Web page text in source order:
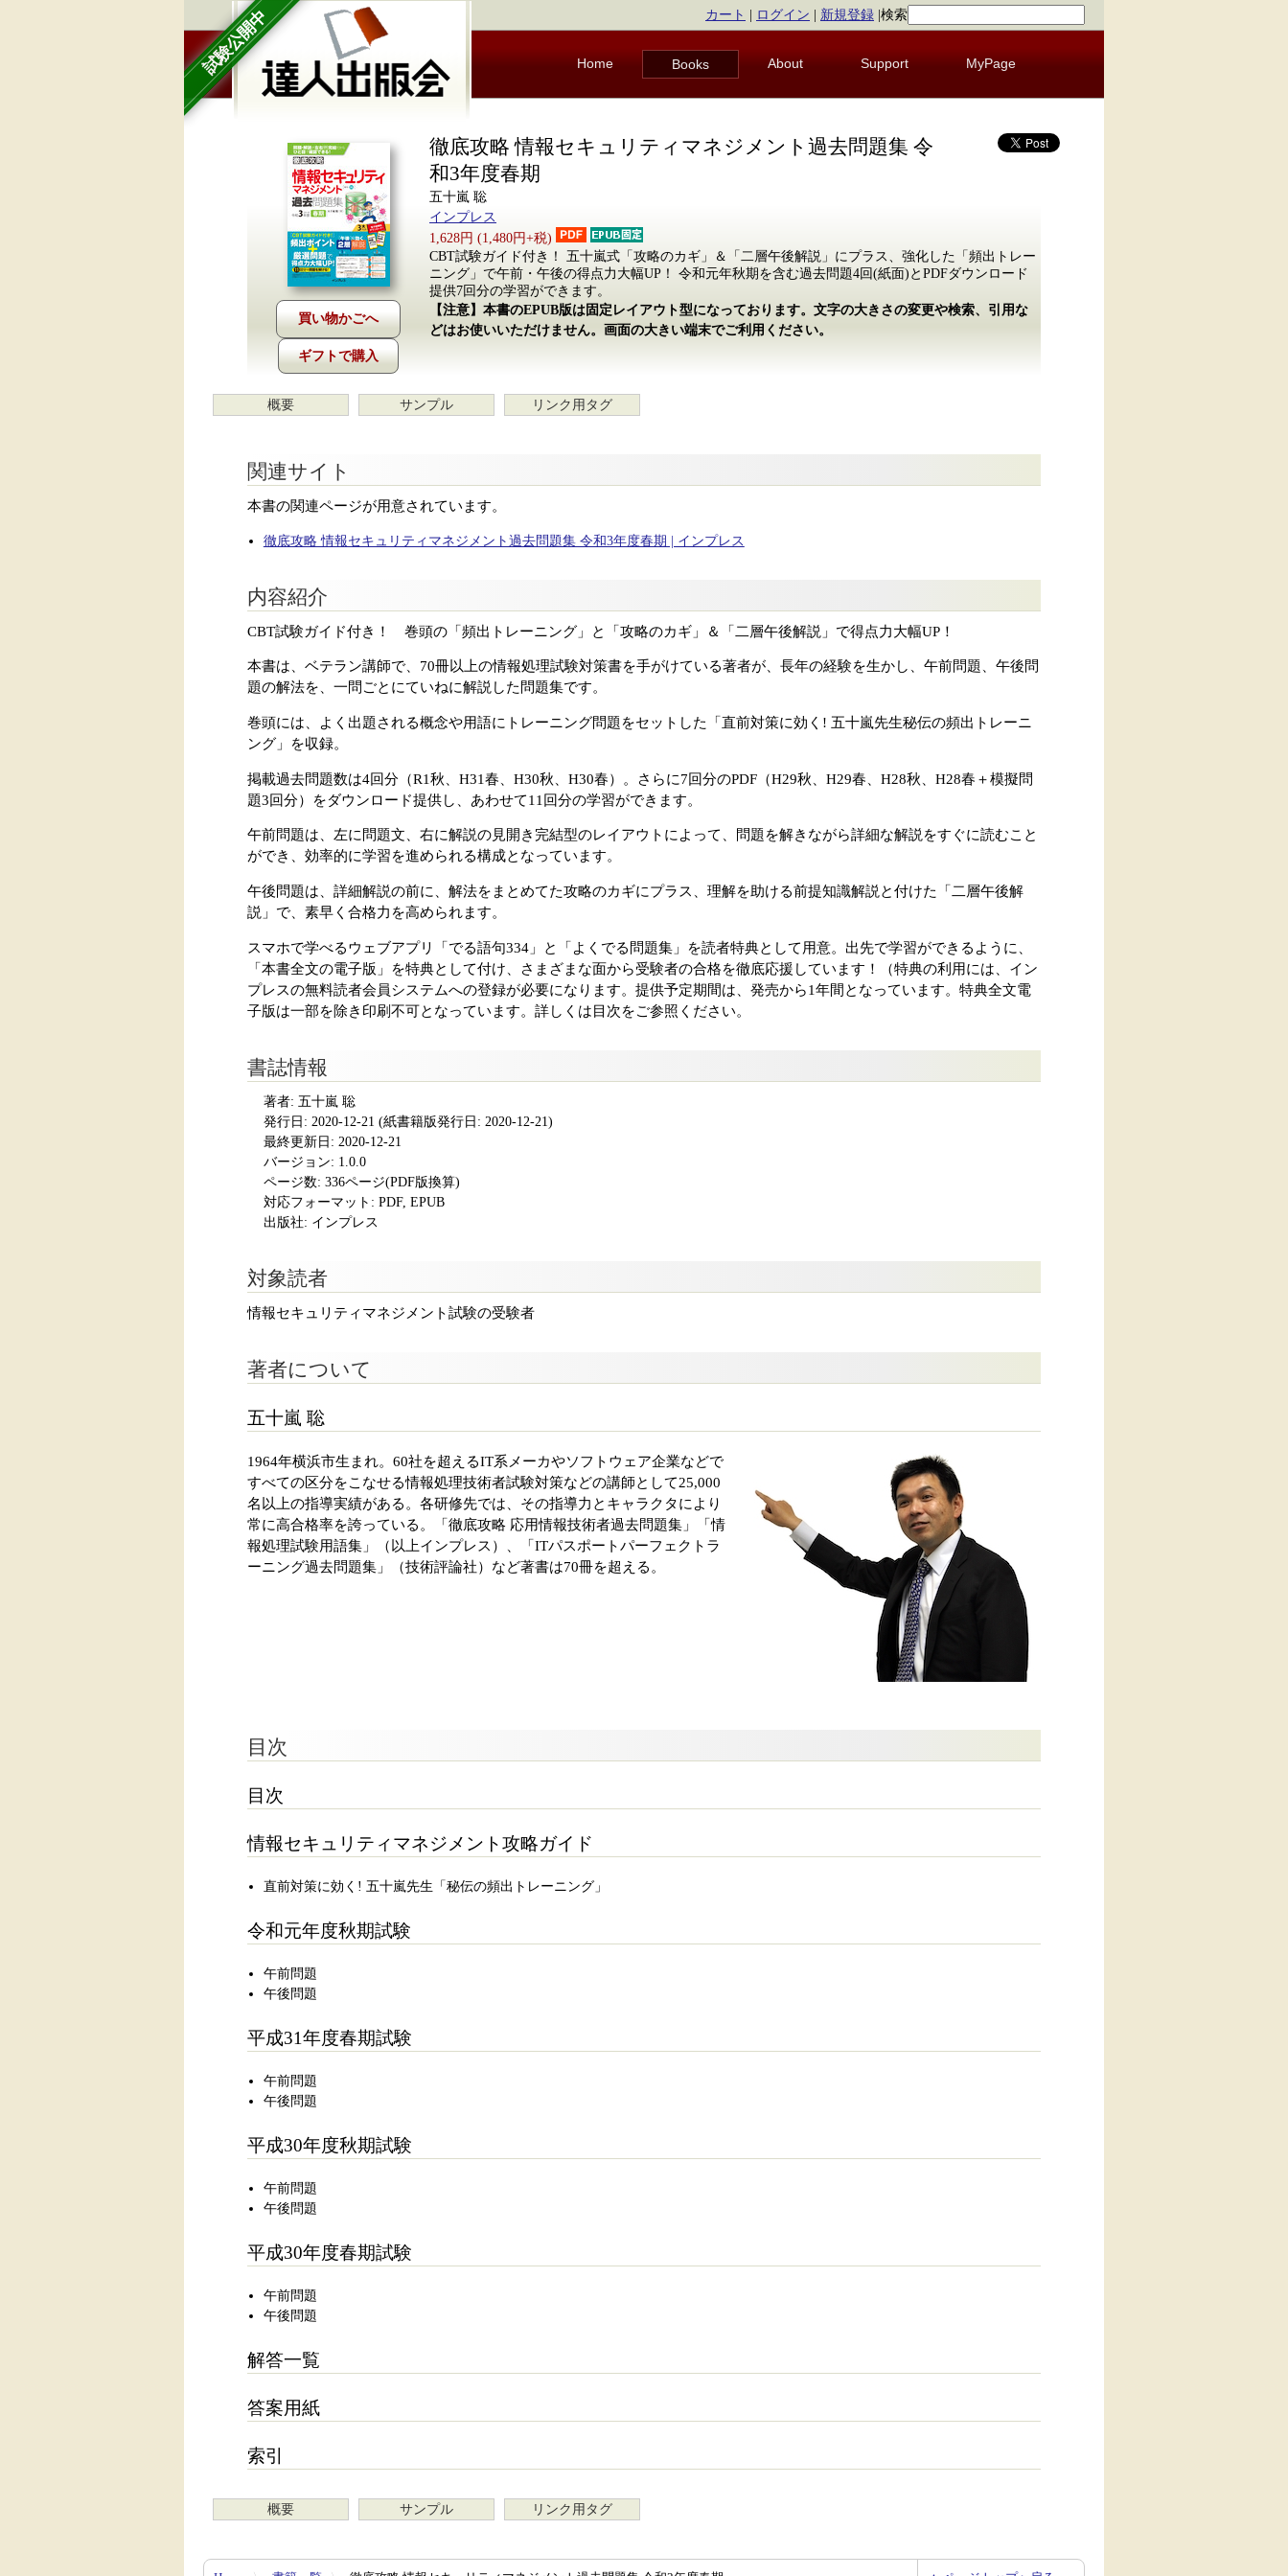
試験公開中 カート ログイン 新規登録 検索
Home Books About Support MyPage
ギフトで購入
徹底攻略 情報セキュリティマネジメント過去問題集 令
和3年度春期
五十嵐 聡
インプレス
1,628円 (1,480円+税)
CBT試験ガイド付き！ 五十嵐式「攻略のカギ」＆「二層午後解説」にプラス、強化した「頻出トレー
ニング」で午前・午後の得点力大幅UP！ 令和元年秋期を含む過去問題4回(紙面)とPDFダウンロード
提供7回分の学習ができます。
【注意】本書のEPUB版は固定レイアウト型になっております。文字の大きさの変更や検索、引用な
どはお使いいただけません。画面の大きい端末でご利用ください。
概要 サンプル リンク用タグ
関連サイト
本書の関連ページが用意されています。
徹底攻略 情報セキュリティマネジメント過去問題集 令和3年度春期 | インプレス
内容紹介
CBT試験ガイド付き！ 巻頭の「頻出トレーニング」と「攻略のカギ」＆「二層午後解説」で得点力大幅UP！
本書は、ベテラン講師で、70冊以上の情報処理試験対策書を手がけている著者が、長年の経験を生かし、午前問題、午後問
題の解法を、一問ごとにていねに解説した問題集です。
巻頭には、よく出題される概念や用語にトレーニング問題をセットした「直前対策に効く! 五十嵐先生秘伝の頻出トレーニ
ング」を収録。
掲載過去問題数は4回分（R1秋、H31春、H30秋、H30春）。さらに7回分のPDF（H29秋、H29春、H28秋、H28春＋模擬問
題3回分）をダウンロード提供し、あわせて11回分の学習ができます。
午前問題は、左に問題文、右に解説の見開き完結型のレイアウトによって、問題を解きながら詳細な解説をすぐに読むこと
ができ、効率的に学習を進められる構成となっています。
午後問題は、詳細解説の前に、解法をまとめてた攻略のカギにプラス、理解を助ける前提知識解説と付けた「二層午後解
説」で、素早く合格力を高められます。
スマホで学べるウェブアプリ「でる語句334」と「よくでる問題集」を読者特典として用意。出先で学習ができるように、
「本書全文の電子版」を特典として付け、さまざまな面から受験者の合格を徹底応援しています！（特典の利用には、イン
プレスの無料読者会員システムへの登録が必要になります。提供予定期間は、発売から1年間となっています。特典全文電
子版は一部を除き印刷不可となっています。詳しくは目次をご参照ください。
書誌情報
著者: 五十嵐 聡
発行日: 2020-12-21 (紙書籍版発行日: 2020-12-21)
最終更新日: 2020-12-21
バージョン: 1.0.0
ページ数: 336ページ(PDF版換算)
対応フォーマット: PDF, EPUB
出版社: インプレス
対象読者
情報セキュリティマネジメント試験の受験者
著者について
五十嵐 聡
1964年横浜市生まれ。60社を超えるIT系メーカやソフトウェア企業などで
すべての区分をこなせる情報処理技術者試験対策などの講師として25,000
名以上の指導実績がある。各研修先では、その指導力とキャラクタにより
常に高合格率を誇っている。「徹底攻略 応用情報技術者過去問題集」「情
報処理試験用語集」（以上インプレス）、「ITパスポートパーフェクトラ
ーニング過去問題集」（技術評論社）など著書は70冊を超える。
目次
目次
情報セキュリティマネジメント攻略ガイド
直前対策に効く! 五十嵐先生「秘伝の頻出トレーニング」
令和元年度秋期試験
午前問題
午後問題
平成31年度春期試験
午前問題
午後問題
平成30年度秋期試験
午前問題
午後問題
平成30年度春期試験
午前問題
午後問題
解答一覧
答案用紙
索引
概要 サンプル リンク用タグ